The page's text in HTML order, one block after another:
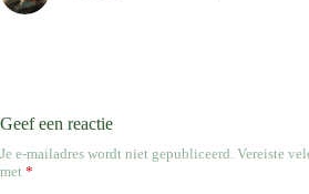
Geef een reactie
Je e-mailadres wordt niet gepubliceerd. Vereiste
met *